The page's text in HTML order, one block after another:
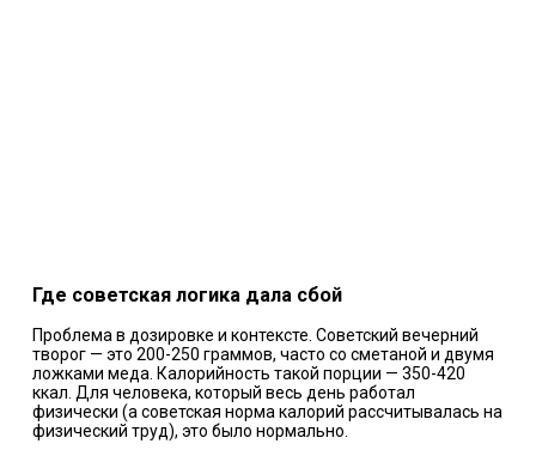
Где советская логика дала сбой
Проблема в дозировке и контексте. Советский вечерний
творог — это 200-250 граммов, часто со сметаной и двумя
ложками меда. Калорийность такой порции — 350-420
ккал. Для человека, который весь день работал
физически (а советская норма калорий рассчитывалась на
физический труд), это было нормально.